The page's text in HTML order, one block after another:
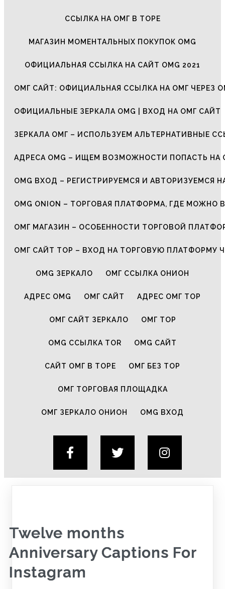
ССЫЛКА НА ОМГ В ТОРЕ
МАГАЗИН МОМЕНТАЛЬНЫХ ПОКУПОК OMG
ОФИЦИАЛЬНАЯ ССЫЛКА НА САЙТ OMG 2021
ОМГ САЙТ: ОФИЦИАЛЬНАЯ ССЫЛКА НА ОМГ ЧЕРЕЗ
ОФИЦИАЛЬНЫЕ ЗЕРКАЛА OMG | ВХОД НА ОМГ САЙТ
ЗЕРКАЛА ОМГ – ИСПОЛЬЗУЕМ АЛЬТЕРНАТИВНЫЕ
АДРЕСА OMG – ИЩЕМ ВОЗМОЖНОСТИ ПОПАСТЬ НА
OMG ВХОД – РЕГИСТРИРУЕМСЯ И АВТОРИЗУЕМСЯ
OMG ONION – ТОРГОВАЯ ПЛАТФОРМА, ГДЕ МОЖНО
ОМГ МАГАЗИН – ОСОБЕННОСТИ ТОРГОВОЙ
ОМГ САЙТ ТОР – ВХОД НА ТОРГОВУЮ ПЛАТФОРМУ
OMG ЗЕРКАЛО ОМГ ССЫЛКА ОНИОН
АДРЕС OMG ОМГ САЙТ АДРЕС ОМГ ТОР
ОМГ САЙТ ЗЕРКАЛО ОМГ ТОР
OMG ССЫЛКА TOR OMG САЙТ
САЙТ ОМГ В ТОРЕ ОМГ БЕЗ ТОР
ОМГ ТОРГОВАЯ ПЛОЩАДКА
ОМГ ЗЕРКАЛО ОНИОН OMG ВХОД
Twelve months
Anniversary Captions For
Instagram